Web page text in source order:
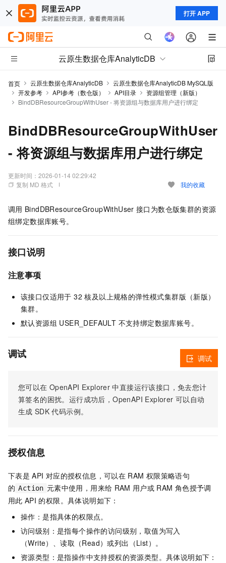
打开 APP
云原生数据仓库AnalyticDB
首页 云原生数据仓库AnalyticDB
云原生数据仓库AnalyticDB MySQL版
开发参考
API参考（数仓版） API目录
资源组管理（新版）
BindDBResourceGroupWithUser - 将资源组与数据库用户进行绑定
BindDBResourceGroupWithUser
- 将资源组与数据库用户进行绑定
更新时间： 2026-01-14 02:29:42
复制 MD 格式
我的收藏
调用 BindDBResourceGroupWithUser 接口为数仓版集群的资源
组绑定数据库账号。
接口说明
注意事项
该接口仅适用于 32 核及以上规格的弹性模式集群版（新版）
集群。
默认资源组 USER_DEFAULT 不支持绑定数据库账号。
调试
您可以在 OpenAPI Explorer 中直接运行该接口，免去您计
算签名的困扰。运行成功后，OpenAPI Explorer 可以自动
生成 SDK 代码示例。
调试
授权信息
下表是 API 对应的授权信息，可以在 RAM 权限策略语句
的 Action 元素中使用，用来给 RAM 用户或 RAM 角色授予调
用此 API 的权限。具体说明如下：
操作：是指具体的权限点。
访问级别：是指每个操作的访问级别，取值为写入
（Write）、读取（Read）或列出（List）。
资源类型：是指操作中支持授权的资源类型。具体说明如下：